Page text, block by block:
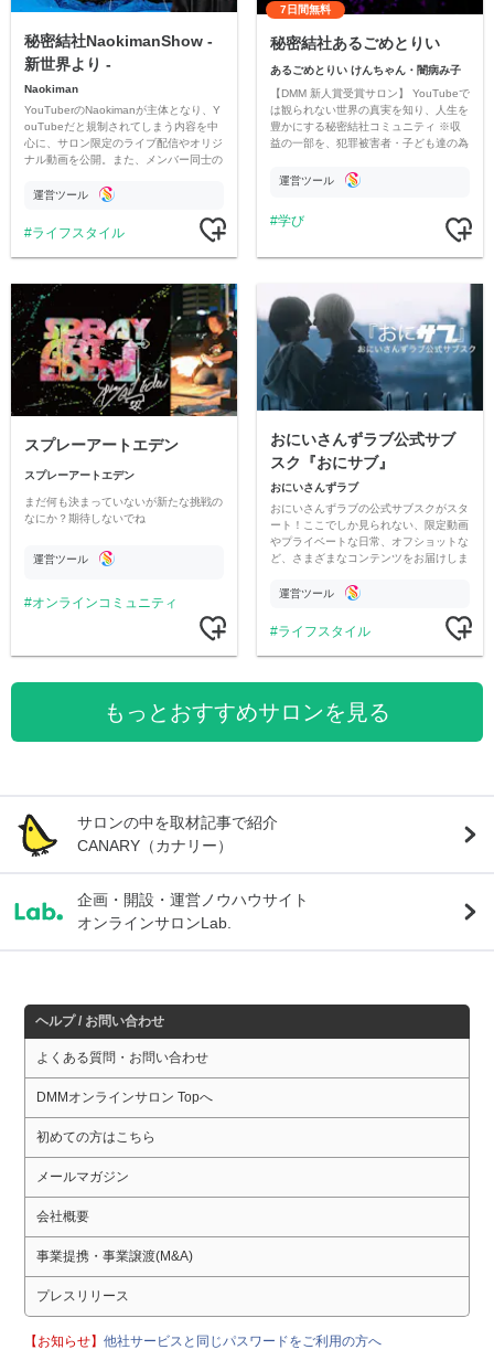
秘密結社NaokimanShow -
新世界より -
Naokiman
YouTuberのNaokimanが主体となり、Y
ouTubeだと規制されてしまう内容を中
心に、サロン限定のライブ配信やオリジ
ナル動画を公開。また、メンバー同士の
ただいています。
運営ツール
ライフスタイル
7日間無料
秘密結社あるごめとりい
あるごめとりい けんちゃん・闇病み子
【DMM 新人賞受賞サロン】 YouTubeで
は観られない世界の真実を知り、人生を
豊かにする秘密結社コミュニティ ※収
益の一部を、犯罪被害者・子ども達の為
す運営ツール
学び
スプレーアートエデン
スプレーアートエデン
まだ何も決まっていないが新たな挑戦の
なにか？期待しないでね
運営ツール
オンラインコミュニティ
おにいさんずラブ公式サブ
スク『おにサブ』
おにいさんずラブ
おにいさんずラブの公式サブスクがスタ
ート！ここでしか見られない、限定動画
やプライベートな日常、オフショットな
ど、さまざまなコンテンツをお届けしま
運営ツール
ライフスタイル
もっとおすすめサロンを見る
サロンの中を取材記事で紹介
CANARY（カナリー）
企画・開設・運営ノウハウサイト
オンラインサロンLab.
ヘルプ / お問い合わせ
よくある質問・お問い合わせ
DMMオンラインサロン Topへ
初めての方はこちら
メールマガジン
会社概要
事業提携・事業譲渡(M&A)
プレスリリース
【お知らせ】他社サービスと同じパスワードをご利用の方へ